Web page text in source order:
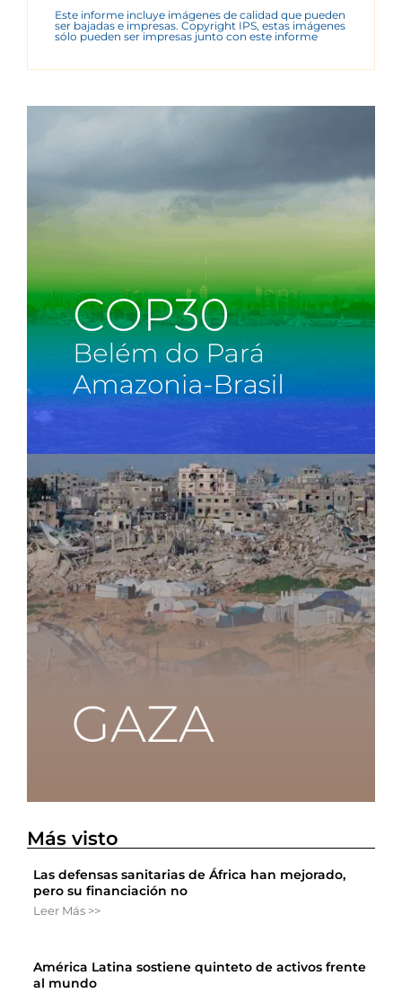
Este informe incluye imágenes de calidad que pueden
ser bajadas e impresas. Copyright IPS, estas imágenes
sólo pueden ser impresas junto con este informe
Más visto
Las defensas sanitarias de África han mejorado,
pero su financiación no
Leer Más >>
América Latina sostiene quinteto de activos frente
al mundo